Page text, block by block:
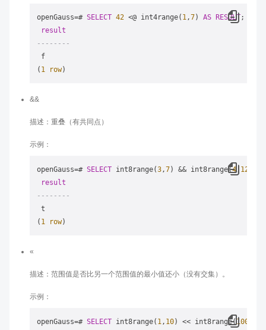
openGauss=# SELECT 42 <@ int4range( 1,7) AS RESULT;
result
--------
f
( 1 row
&&
描述：重叠（有共同点）
示例：
openGauss=# SELECT int8range(3,7) && int8range(4 , 12
result
--------
t
( 1 row
«
描述：范围值是否比另一个范围值的最小值还小（没有交集）。
示例：
openGauss=# SELECT int8range( 1, 10) << int8range( 100